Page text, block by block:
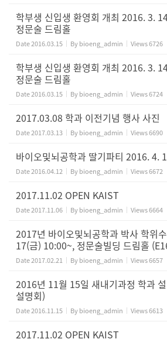
학부생 신입생 환영회 개최 2016. 3.
정문술 드림홀
Date2016.03.15 Bybioeng_admin Views6726
학부생 신입생 환영회 개최 2016. 3.
정문술 드림홀
Date2016.03.15 Bybioeng_admin Views6724
2017.03.08 학과 이전기념 행사 사진
Date2017.03.13 Bybioeng_admin Views6690
바이오및뇌공학과 딸기파티 2016. 4.
Date2016.04.12 Bybioeng_admin Views6672
2017.11.02 OPEN KAIST
Date2017.11.06 Bybioeng_admin Views6664
2017년 바이오및뇌공학과 박사 학위
17(금) 10:00~, 정문술빌딩 드림홀
Date2017.02.21 Bybioeng_admin Views6657
2016년 11월 15일 새내기과정 학과
설명회)
Date2016.11.15 Bybioeng_admin Views6613
2017.11.02 OPEN KAIST